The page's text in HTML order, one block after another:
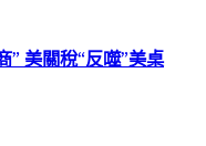
” 美關稅“反噬”美桌